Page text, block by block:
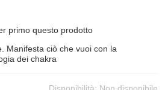
primo questo prodotto
Manifesta ciò che vuoi con la
dei chakra